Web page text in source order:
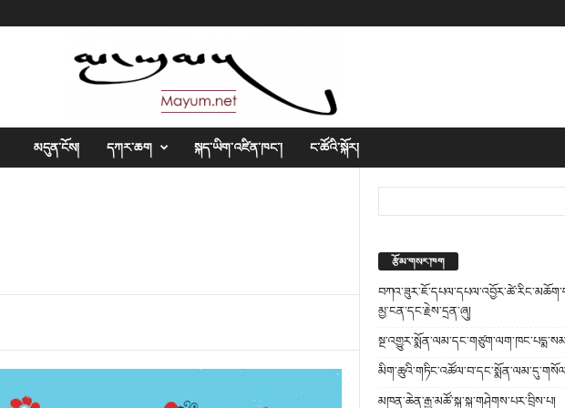
མདུན་ངོས། དཀར་ཆག སྐད་ཡིག་འཛིན་ཁང་། ང་ཚོའི་སྐོར།
རྩོམ་གསར་ཁག
མྱ་ངན་དང་རྗེས་དྲན་ཞུ།
མཁན་ཆེན་རྒྱ་མཚོ་སྐུ་སྐུ་གཤེགས་པར་བྲིས་པ།